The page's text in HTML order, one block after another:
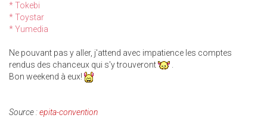
* Tokebi
* Toystar
* Yumedia
Ne pouvant pas y aller, j'attend avec impatience les comptes
rendus des chanceux qui s'y trouveront
Bon weekend à eux!
Source :epita-convention